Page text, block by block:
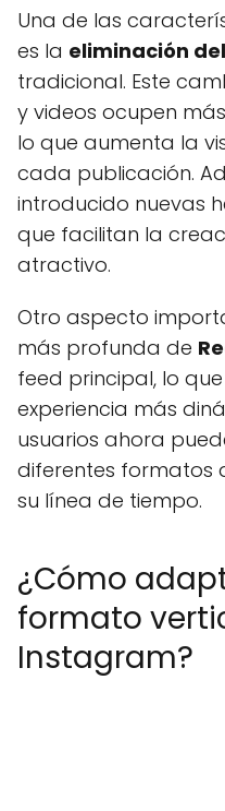
Una de las
es la eliminación
tradicional. Este
y videos ocupen
lo que aumenta la
cada publicación.
introducido nuevas
que facilitan la
atractivo.
Otro aspecto
más profunda de
feed principal, lo
experiencia más
usuarios ahora
diferentes formatos
su línea de tiempo.
¿Cómo
formato
Instagram?